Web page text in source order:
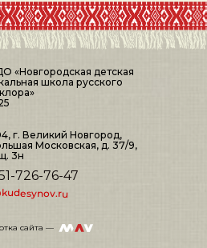
«Новгородская детская
школа русского
г. Великий Новгород,
Московская, д. 37/9,
3н
726-76-47
сайта —